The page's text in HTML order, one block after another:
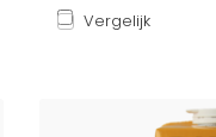
Vergelijk